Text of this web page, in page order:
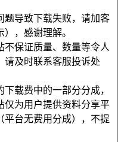
导致下载失败，请加客
，感谢理解。
保证质量、数量等令人
请及时联系客服投诉处
载费中的一部分分成，
仅为用户提供资料分享平
平台无费用分成），不提